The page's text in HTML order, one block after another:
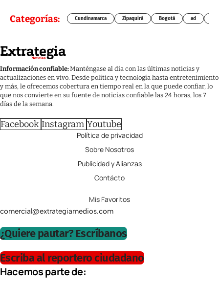
Categorías: Cundinamarca Zipaquirá Bogotá ad
Información confiable:Manténgase al día con las últimas noticias y
actualizaciones en vivo. Desde política y tecnología hasta entretenimiento
y más, le ofrecemos cobertura en tiempo real en la que puede confiar, lo
que nos convierte en su fuente de noticias confiable las 24 horas, los 7
días de la semana.
Facebook Instagram Youtube
Política de privacidad
Sobre Nosotros
Publicidad y Alianzas
Contácto
Mis Favoritos
comercial@extrategiamedios.com
¿Quiere pautar? Escríbanos
Escriba al reportero ciudadano
Hacemos parte de: